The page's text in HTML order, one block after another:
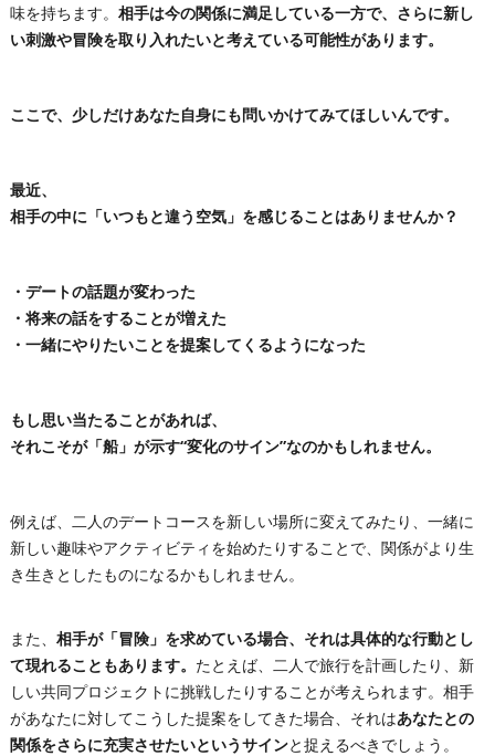
味を持ちます。 相手は今の関係に満足している一方で、さらに新し
い刺激や冒険を取り入れたいと考えている可能性があります。
ここで、少しだけあなた自身にも問いかけてみてほしいんです。
最近、
相手の中に「いつもと違う空気」を感じることはありませんか？
・デートの話題が変わった
・将来の話をすることが増えた
・一緒にやりたいことを提案してくるようになった
もし思い当たることがあれば、
それこそが「船」が示す“変化のサイン”なのかもしれません。
例えば、二人のデートコースを新しい場所に変えてみたり、一緒に
新しい趣味やアクティビティを始めたりすることで、関係がより生
き生きとしたものになるかもしれません。
また、 相手が「冒険」を求めている場合、それは具体的な行動とし
て現れることもあります。 たとえば、二人で旅行を計画したり、新
しい共同プロジェクトに挑戦したりすることが考えられます。相手
があなたに対してこうした提案をしてきた場合、それはあなたとの
関係をさらに充実させたいというサインと捉えるべきでしょう。